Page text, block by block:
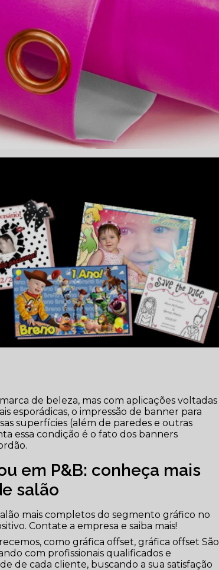
de beleza, mas com aplicações voltadas
esporádicas, o impressão de banner para
superfícies (além de paredes e outras
essa condição é o fato dos banners
em P&B: conheça mais
salão
mais completos do segmento gráfico no
Contate a empresa e saiba mais!
como gráfica offset, gráfica offset São
com profissionais qualificados e
de cada cliente, buscando a sua satisfação